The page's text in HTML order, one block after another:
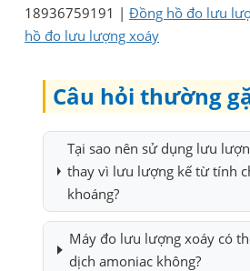
18936759191 | Đồng hồ đo lưu
hồ đo lưu lượng xoáy
Câu hỏi thường
Tại sao nên sử dụng lưu
thay vì lưu lượng kế từ tính
khoáng?
Máy đo lưu lượng xoáy có
dịch amoniac không?